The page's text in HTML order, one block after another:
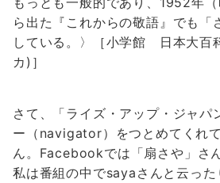
ら出た『これからの敬語』でも「
している。〉［小学館 日本大百
カ)］
さて、「ライズ・アップ・ジャパ
ー（navigator）をつとめてくれ
ん。Facebookでは「扇さや」さ
私は番組の中でsayaさんと云っ